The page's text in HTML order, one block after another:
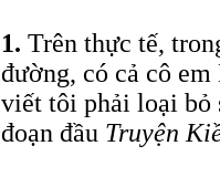
1. Trên thực tế,
đường, có cả cô
viết tôi phải loại bỏ
đoạn đầu Truyện